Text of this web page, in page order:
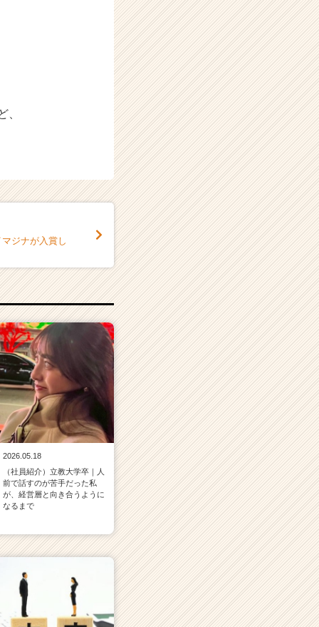
、
ジナが入賞し
2026.05.18
（社員紹介）立教大学卒｜人
前で話すのが苦手だった私
が、経営層と向き合うように
なるまで